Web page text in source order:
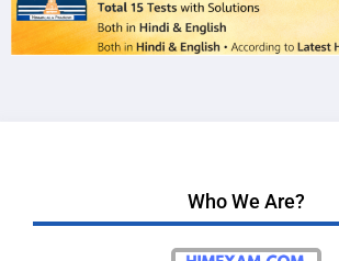
Who We Are?